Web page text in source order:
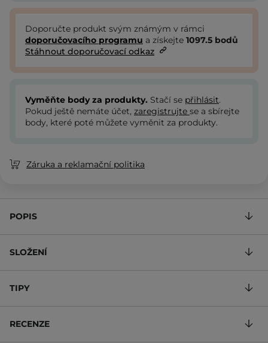
Doporučte produkt svým známým v rámci
doporučovacího programu a získejte 1097.5 bodů
Stáhnout doporučovací odkaz
Vyměňte body za produkty. Stačí se přihlásit.
Pokud ještě nemáte účet, zaregistrujte se a sbírejte
body, které poté můžete vyměnit za produkty.
Záruka a reklamační politika
POPIS
SLOŽENÍ
TIPY
RECENZE